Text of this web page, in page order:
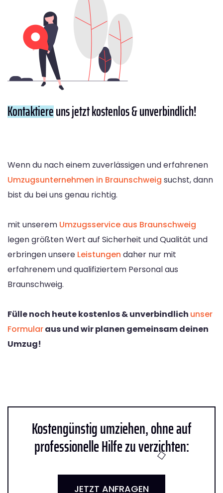
Kontaktiereuns jetzt kostenlos & unverbindlich!
Wenn du nach einem zuverlässigen und erfahrenen
Umzugsunternehmen in Braunschweig suchst, dann
bist du bei uns genau richtig.
mit unserem Umzugsservice aus Braunschweig
legen größten Wert auf Sicherheit und Qualität und
erbringen unsere Leistungen daher nur mit
erfahrenem und qualifiziertem Personal aus
Braunschweig.
Fülle noch heute kostenlos & unverbindlich unser
Formularaus und wir planen gemeinsam deinen
Umzug!
Kostengünstig umziehen, ohne auf
professionelle Hilfe zu verzichten:
JETZT ANFRAGEN